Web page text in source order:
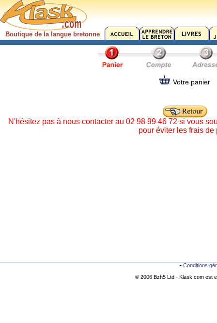
Boutique de la langue bretonne
Votre panier
N'hésitez pas à nous contacter au 02 98 99 46 72 si vous
pour éviter les frais de
• Conditions
© 2006 Bzh5 Ltd - Klask.com est